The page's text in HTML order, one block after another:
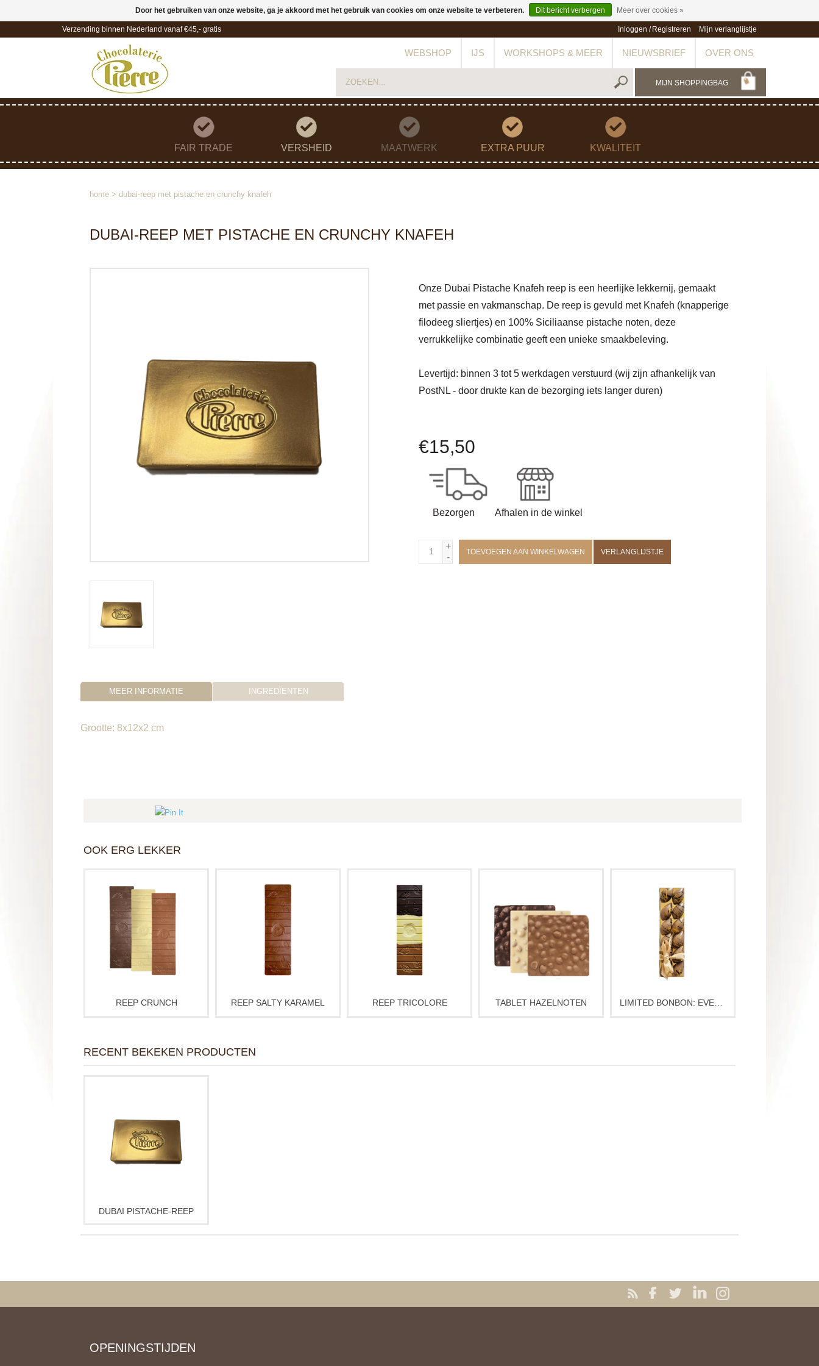
Verzending binnen Nederland vanaf €45,- gratis Inloggen / Registreren Mijn verlanglijstje
WEBSHOP IJS WORKSHOPS & MEER NIEUWSBRIEF OVER ONS
MIJN SHOPPINGBAG
FAIR TRADE VERSHEID MAATWERK EXTRA PUUR KWALITEIT
home > dubai-reep met pistache en crunchy knafeh
DUBAI-REEP MET PISTACHE EN CRUNCHY KNAFEH
Onze Dubai Pistache Knafeh reep is een heerlijke lekkernij, gemaakt
met passie en vakmanschap. De reep is gevuld met Knafeh (knapperige
filodeeg sliertjes) en 100% Siciliaanse pistache noten, deze
verrukkelijke combinatie geeft een unieke smaakbeleving.
Levertijd: binnen 3 tot 5 werkdagen verstuurd (wij zijn afhankelijk van
PostNL - door drukte kan de bezorging iets langer duren)
€15,50
Bezorgen Afhalen in de winkel
+
-
TOEVOEGEN AAN WINKELWAGEN VERLANGLIJSTJE
MEER INFORMATIE INGREDÏENTEN
Grootte: 8x12x2 cm
OOK ERG LEKKER
romige chocolade - kies je
smaak: melk, wit of puur.
Handgemaakt in onze
ateliers, ca. 200 gram per
reep. Heerlijk voor jezelf of
als klein cadeau dat altijd
raak is.
REEP CRUNCH
Zoet, zout en
onweerstaanbaar. Deze
karamel chocoladereep is
afgemaakt met zeezout,
butterscotch en
speculaaskruimels voor een
rijke, complexe smaak.
Handgemaakt in eigen
REEP SALTY KARAMEL
Drie smaken, één reep. De
Tricolore combineert romige
melkchocolade, zoete witte
chocolade en intense pure
chocolade in één mooie
reep. Handgemaakt, ca. 200
gram. Perfect om te delen of
cadeau te geven.
REEP TRICOLORE
- verkrijgbaar in melk, wit of
puur. Handgemaakt met de
lekkerste chocolade.
Heerlijk voor jezelf of als
klein cadeautje dat meteen
raak is.
TABLET HAZELNOTEN
handgemaakte bonbons,
gevuld met romige Karamel
en Tonka. Limited edition
EVENING MELT – perfect
als verfijnd cadeau of
bijzonder genietmoment.
Slechts tijdelijk beschikbaar!
RECENT BEKEKEN PRODUCTEN
DUBAI PISTACHE-REEP
OPENINGSTIJDEN
Door het gebruiken van onze website, ga je akkoord met het gebruik van cookies om onze website te verbeteren. Dit bericht verbergen Meer over cookies »